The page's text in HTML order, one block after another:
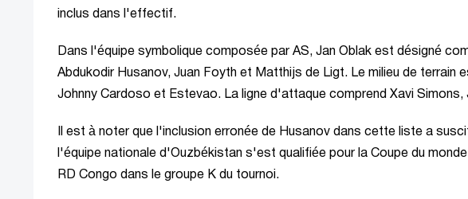
inclus dans l'effectif.
Dans l'équipe symbolique composée par AS, Jan Oblak est désigné
Abdukodir Husanov, Juan Foyth et Matthijs de Ligt. Le milieu de terrain
Johnny Cardoso et Estevao. La ligne d'attaque comprend Xavi
Il est à noter que l'inclusion erronée de Husanov dans cette liste a
l'équipe nationale d'Ouzbékistan s'est qualifiée pour la Coupe du
RD Congo dans le groupe K du tournoi.